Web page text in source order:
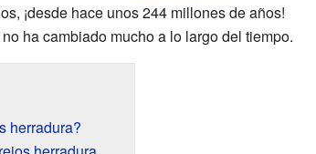
¡desde hace unos 244 millones de años!
ha cambiado mucho a lo largo del tiempo.
herradura?